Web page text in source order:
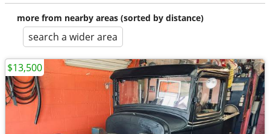
more from nearby areas (sorted by distance)
search a wider area
$13,500